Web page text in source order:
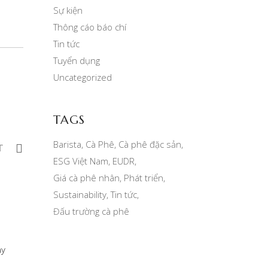
Sự kiện
Thông cáo báo chí
Tin tức
Tuyển dụng
Uncategorized
TAGS
Barista Cà Phê Cà phê đặc sản
ESG Việt Nam EUDR
Giá cà phê nhân Phát triển
Sustainability Tin tức
Đấu trường cà phê